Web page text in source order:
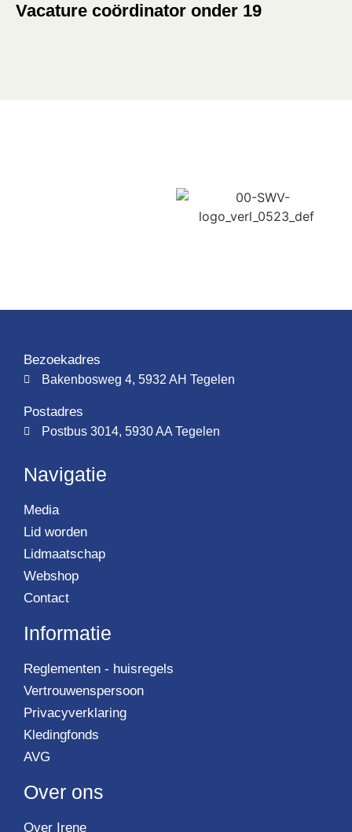
Vacature coördinator onder 19
Bezoekadres
Bakenbosweg 4, 5932 AH Tegelen
Postadres
Postbus 3014, 5930 AA Tegelen
Navigatie
Media
Lid worden
Lidmaatschap
Webshop
Contact
Informatie
Reglementen - huisregels
Vertrouwenspersoon
Privacyverklaring
Kledingfonds
AVG
Over ons
Over Irene